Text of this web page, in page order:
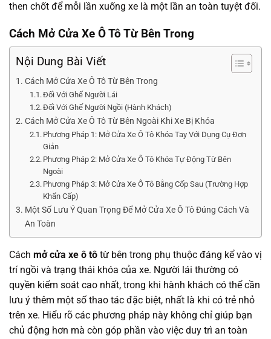
then chốt để mỗi lần xuống xe là một lần an toàn tuyệt đối.
Cách Mở Cửa Xe Ô Tô Từ Bên Trong
Nội Dung Bài Viết
Cách Mở Cửa Xe Ô Tô Từ Bên Trong
Đối Với Ghế Người Lái
Đối Với Ghế Người Ngồi (Hành Khách)
Cách Mở Cửa Xe Ô Tô Từ Bên Ngoài Khi Xe Bị Khóa
Phương Pháp 1: Mở Cửa Xe Ô Tô Khóa Tay Với Dụng Cụ Đơn
Giản
Phương Pháp 2: Mở Cửa Xe Ô Tô Khóa Tự Động Từ Bên
Ngoài
Phương Pháp 3: Mở Cửa Xe Ô Tô Bằng Cốp Sau (Trường Hợp
Khẩn Cấp)
Một Số Lưu Ý Quan Trọng Để Mở Cửa Xe Ô Tô Đúng Cách Và
An Toàn
Cách mở cửa xe ô tô từ bên trong phụ thuộc đáng kể vào vị
trí ngồi và trạng thái khóa của xe. Người lái thường có
quyền kiểm soát cao nhất, trong khi hành khách có thể cần
lưu ý thêm một số thao tác đặc biệt, nhất là khi có trẻ nhỏ
trên xe. Hiểu rõ các phương pháp này không chỉ giúp bạn
chủ động hơn mà còn góp phần vào việc duy trì an toàn